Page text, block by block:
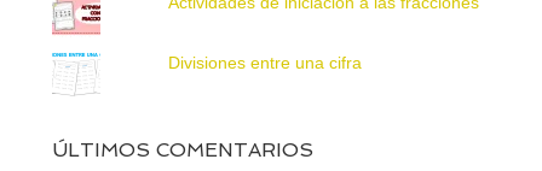
Divisiones entre una cifra
ÚLTIMOS COMENTARIOS